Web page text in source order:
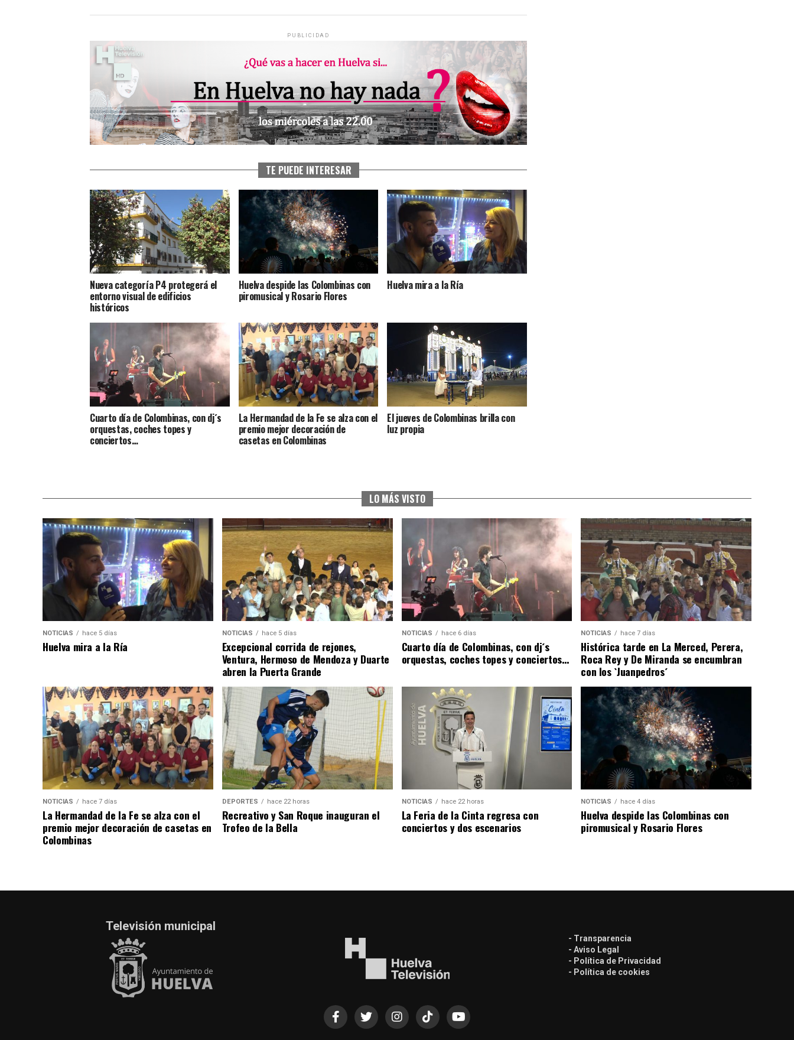
PUBLICIDAD
TE PUEDE INTERESAR
Nueva categoría P4 protegerá el
entorno visual de edificios
históricos
Huelva despide las Colombinas con
piromusical y Rosario Flores
Huelva mira a la Ría
Cuarto día de Colombinas, con dj´s
orquestas, coches topes y
conciertos…
La Hermandad de la Fe se alza con el
premio mejor decoración de
casetas en Colombinas
El jueves de Colombinas brilla con
luz propia
LO MÁS VISTO
NOTICIAS hace 5 días
Huelva mira a la Ría
NOTICIAS hace 5 días
Excepcional corrida de rejones,
Ventura, Hermoso de Mendoza y Duarte
abren la Puerta Grande
NOTICIAS hace 6 días
Cuarto día de Colombinas, con dj´s
orquestas, coches topes y conciertos…
NOTICIAS hace 7 días
Histórica tarde en La Merced, Perera,
Roca Rey y De Miranda se encumbran
con los `Juanpedros´
NOTICIAS hace 7 días
La Hermandad de la Fe se alza con el
premio mejor decoración de casetas en
Colombinas
DEPORTES hace 22 horas
Recreativo y San Roque inauguran el
Trofeo de la Bella
NOTICIAS hace 22 horas
La Feria de la Cinta regresa con
conciertos y dos escenarios
NOTICIAS hace 4 días
Huelva despide las Colombinas con
piromusical y Rosario Flores
Televisión municipal
- Transparencia
- Aviso Legal
- Política de Privacidad
- Política de cookies